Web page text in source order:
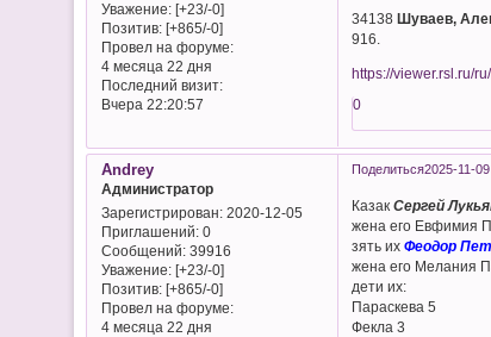
Уважение: [+23/-0]
Позитив: [+865/-0]
Провел на форуме:
4 месяца 22 дня
Последний визит:
Вчера 22:20:57
34138 Шуваев,
916.
https://viewer.rsl.ru/
0
Поделиться2025-11-
Andrey
Администратор
Зарегистрирован: 2020-12-05
Приглашений:0
Сообщений:39916
Уважение: [+23/-0]
Позитив: [+865/-0]
Провел на форуме:
4 месяца 22 дня
КазакСергей
жена его Евфимия
зять ихФеодор
жена его Мелания
дети их:
Параскева 5
Фекла 3